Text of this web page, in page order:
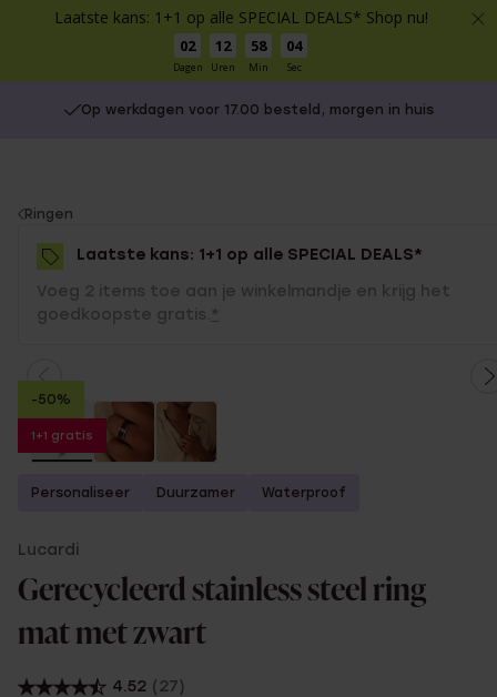
Laatste kans: 1+1 op alle SPECIAL DEALS* Shop nu!
02
Dagen
12
Uren
58
Min
03
Sec
Op werkdagen voor 17.00 besteld, morgen in huis
You
are
here:
Ringen
Laatste kans: 1+1 op alle SPECIAL DEALS*
Voeg 2 items toe aan je winkelmandje en krijg het
goedkoopste gratis. *
-50%
1+1 gratis
Personaliseer Duurzamer Waterproof
Lucardi
Gerecycleerd stainless steel ring
mat met zwart
4.52 (27)